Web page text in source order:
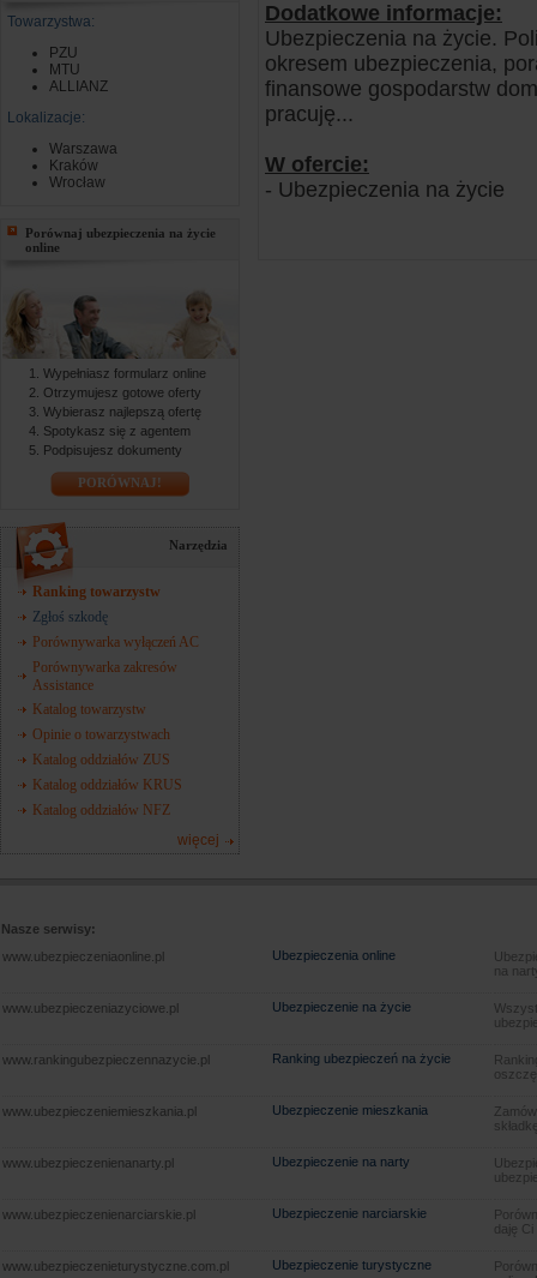
Towarzystwa:
PZU
MTU
ALLIANZ
Lokalizacje:
Warszawa
Kraków
Wrocław
Porównaj ubezpieczenia na życie
online
Wypełniasz formularz online
Otrzymujesz gotowe oferty
Wybierasz najlepszą ofertę
Spotykasz się z agentem
Podpisujesz dokumenty
PORÓWNAJ!
Narzędzia
Ranking towarzystw
Zgłoś szkodę
Porównywarka wyłączeń AC
Porównywarka zakresów
Assistance
Katalog towarzystw
Opinie o towarzystwach
Katalog oddziałów ZUS
Katalog oddziałów KRUS
Katalog oddziałów NFZ
więcej
Dodatkowe informacje:
Ubezpieczenia na życie.
okresem ubezpieczenia,
finansowe gospodarstw
pracuję...
W ofercie:
- Ubezpieczenia na życie
Nasze serwisy:
www.ubezpieczeniaonline.pl
Ubezpieczenia online
na
www.ubezpieczeniazyciowe.pl Ubezpieczenie na życie
www.rankingubezpieczennazycie.pl Ranking ubezpieczeń na życie
www.ubezpieczeniemieszkania.pl Ubezpieczenie mieszkania
www.ubezpieczenienanarty.pl Ubezpieczenie na narty
www.ubezpieczenienarciarskie.pl Ubezpieczenie narciarskie
daję
www.ubezpieczenieturystyczne.com.pl Ubezpieczenie turystyczne